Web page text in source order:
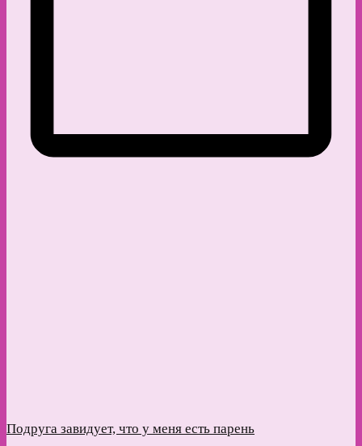
Подруга завидует, что у меня есть парень